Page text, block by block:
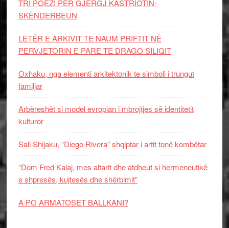
TRI POEZI PËR GJERGJ KASTRIOTIN-
SKËNDERBEUN
LETËR E ARKIVIT TE NAUM PRIFTIT NË
PERVJETORIN E PARE TE DRAGO SILIQIT
Oxhaku, nga elementi arkitektonik te simboli i trungut
familjar
Arbëreshët si model evropian i mbrojtjes së identitetit
kulturor
Sali Shijaku, “Diego Rivera” shqiptar i artit tonë kombëtar
“Dom Fred Kalaj, mes altarit dhe atdheut si hermeneutikë
e shpresës, kujtesës dhe shërbimit”
A PO ARMATOSET BALLKANI?